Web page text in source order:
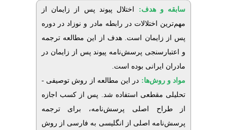
سابقه و هدف: اختلال پیوند پس از زایمان از
مهم‌ترین اختلالات در رابطه مادر و نوزاد در دوره
پس از زایمان است. هدف از این مطالعه ترجمه
و اعتبارسنجی پرسش‌نامه پیوند پس از زایمان در
مادران ایرانی بوده است.
مواد و روش‌‌ها: در این مطالعه از روش توصیفی -
تحلیلی مقطعی استفاده شد. پس از کسب اجازه
از طراح اصلی پرسش‌نامه، برای ترجمه
پرسش‌نامه اصلی از انگلیسی به فارسی از روش